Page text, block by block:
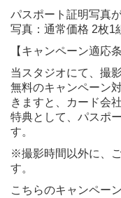
パスポート証明写真
写真：通常価格 2枚1
【キャンペーン適応条
当スタジオにて、撮
無料のキャンペーン
きますと、カード会
特典として、パスポ
す。
※撮影時間以外に、
す。
こちらのキャンペー